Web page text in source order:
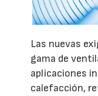
Las nuevas
gama de
aplicaciones
calefacción,